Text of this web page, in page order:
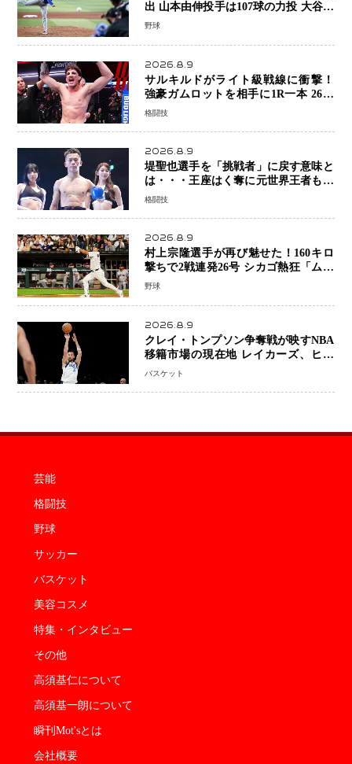
出 山本由伸投手は107球の力投 大谷翔
平選手が延長10回に勝利を呼び込む一
野球
2026.8.9
サルキルドがライト級戦線に衝撃！
強豪ガムロットを相手に1R一本 26歳
の豪州の新星が「トップ戦線」へ名乗
格闘技
2026.8.9
堤聖也選手を「挑戦者」に戻す意味と
は・・・王座はく奪に元世界王者も疑
問符 見たいのは井上拓真選手、那須
格闘技
2026.8.9
村上宗隆選手が再び魅せた！160キロ
撃ちで2戦連発26号 シカゴ熱狂「ムネ
はスターだ」米ファンの人気も急上昇
野球
2026.8.9
クレイ・トンプソン争奪戦が映すNBA
移籍市場の現在地 レイカーズ、ヒー
トが注目する36歳の名シューターをマ
バスケット
芸能
格闘技
野球
サッカー
バスケット
美容コスメ
特集・インタビュー
その他
高須基仁について
高須基一朗について
瞬刊Mot'sとは
会社概要